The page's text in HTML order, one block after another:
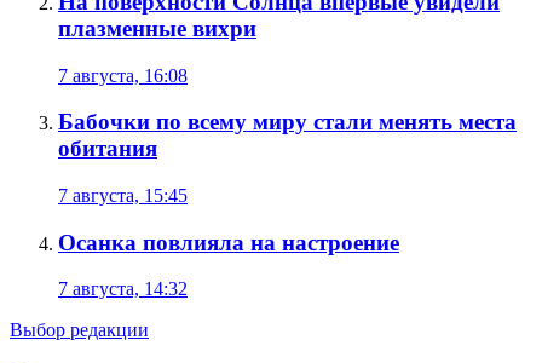
плазменные вихри
7 августа, 16:08
Бабочки по всему миру стали менять места
обитания
7 августа, 15:45
Осанка повлияла на настроение
7 августа, 14:32
Выбор редакции